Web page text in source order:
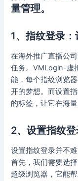
量管理。
1、指纹登录
在海外推广直播公
任务。VMLogin-虚
能，每个指纹浏览
开的梦想。而设置
的标签，让它在海
2、设置指纹
设置指纹登录并不
首先，我们需要选
超级浏览器，它能